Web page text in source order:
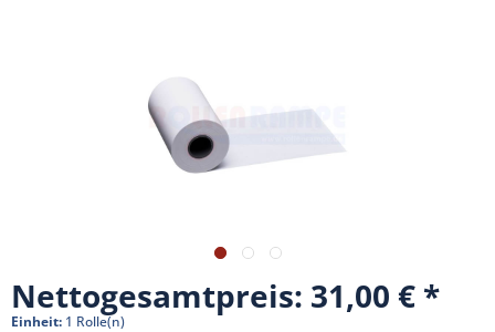
Nettogesamtpreis: 31,00 €
Einheit: 1 Rolle(n)